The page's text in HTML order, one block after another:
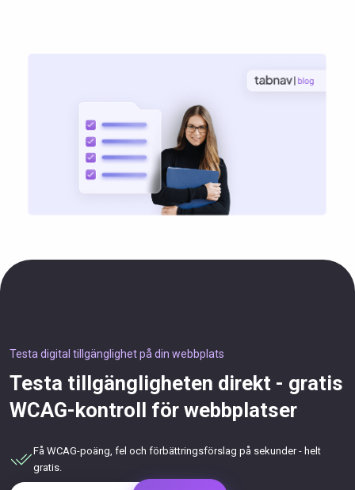
Testa digital tillgänglighet på din webbplats
Testa tillgängligheten direkt - gratis
WCAG-kontroll för webbplatser
Få WCAG-poäng, fel och förbättringsförslag på sekunder - helt
gratis.